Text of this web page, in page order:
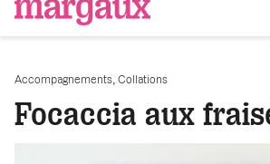
Accompagnements Collations
Focaccia aux